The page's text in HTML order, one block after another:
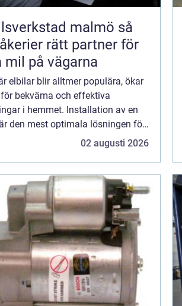
malmö så
rätt partner för
mil på vägarna
elbilar blir alltmer populära, ökar
bekväma och effektiva
i hemmet. Installation av en
den mest optimala lösningen för
och säkert ladda d...02 augusti 2026